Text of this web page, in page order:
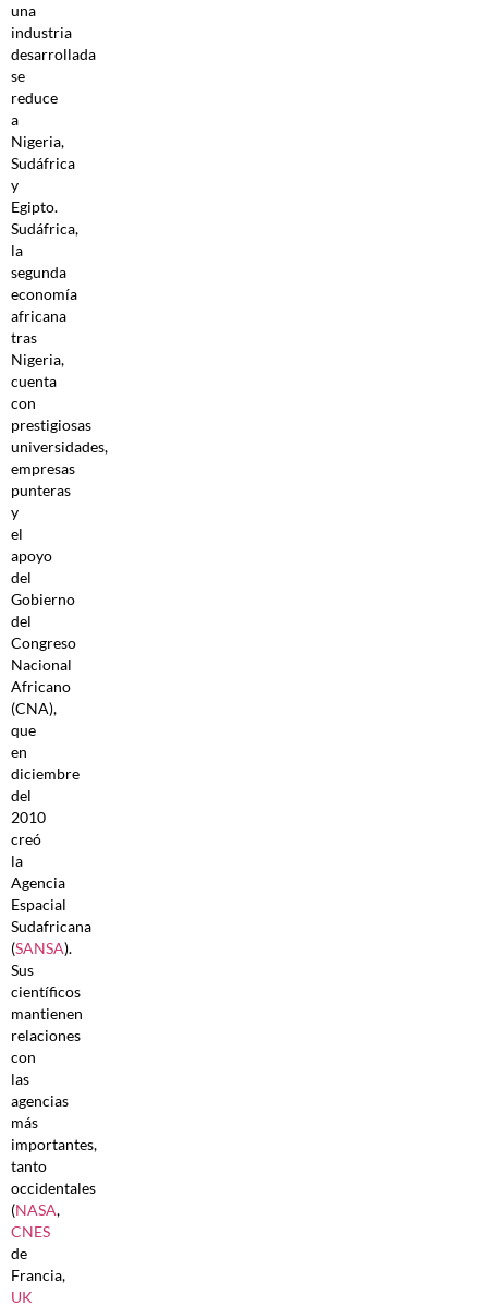
una
industria
desarrollada
se
reduce
a
Nigeria,
Sudáfrica
y
Egipto.
Sudáfrica,
la
segunda
economía
africana
tras
Nigeria,
cuenta
con
prestigiosas
universidades,
empresas
punteras
y
el
apoyo
del
Gobierno
del
Congreso
Nacional
Africano
(CNA),
que
en
diciembre
del
2010
creó
la
Agencia
Espacial
Sudafricana
(SANSA).
Sus
científicos
mantienen
relaciones
con
las
agencias
más
importantes,
tanto
occidentales
(NASA,
CNES
de
Francia,
UK